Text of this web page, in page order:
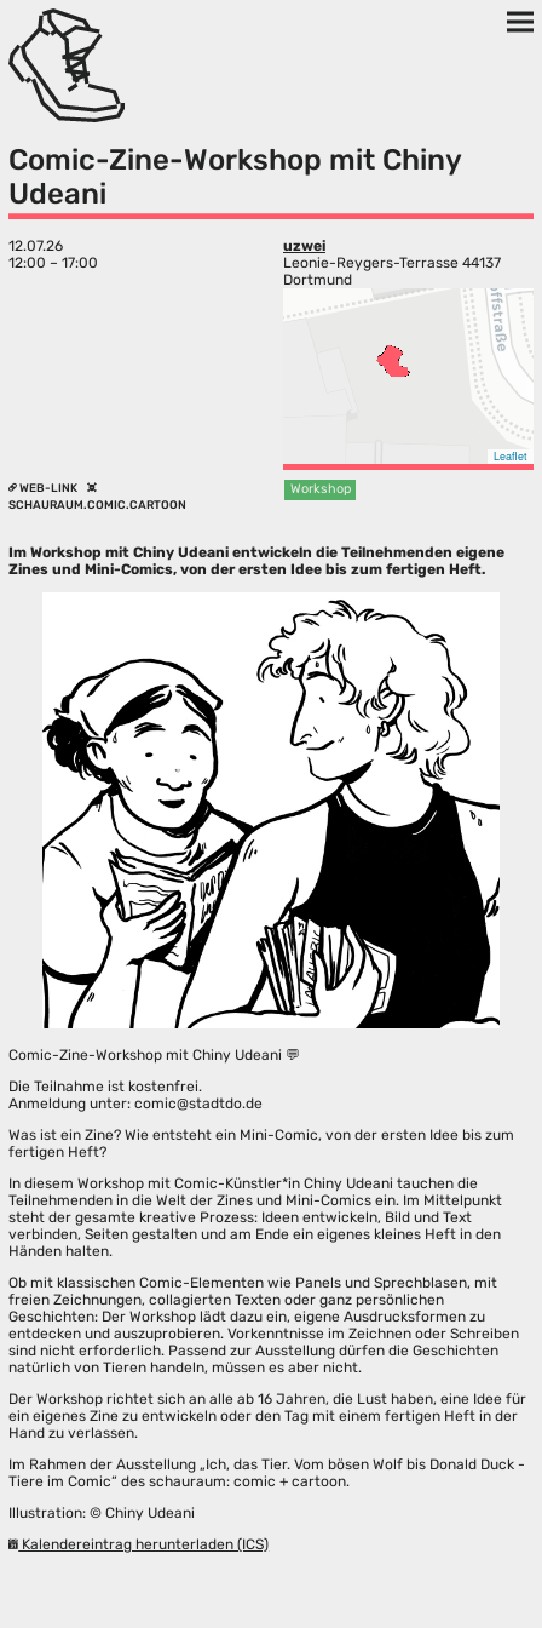
Comic-Zine-Workshop mit Chiny
Udeani
12.07.26
12:00 – 17:00
uzwei
Leonie-Reygers-Terrasse 44137
Dortmund
Leaflet
WEB-LINK
SCHAURAUM.COMIC.CARTOON
Workshop
Im Workshop mit Chiny Udeani entwickeln die Teilnehmenden eigene
Zines und Mini-Comics, von der ersten Idee bis zum fertigen Heft.
Comic-Zine-Workshop mit Chiny Udeani 💬
Die Teilnahme ist kostenfrei.
Anmeldung unter: comic@stadtdo.de
Was ist ein Zine? Wie entsteht ein Mini-Comic, von der ersten Idee bis zum
fertigen Heft?
In diesem Workshop mit Comic-Künstler*in Chiny Udeani tauchen die
Teilnehmenden in die Welt der Zines und Mini-Comics ein. Im Mittelpunkt
steht der gesamte kreative Prozess: Ideen entwickeln, Bild und Text
verbinden, Seiten gestalten und am Ende ein eigenes kleines Heft in den
Händen halten.
Ob mit klassischen Comic-Elementen wie Panels und Sprechblasen, mit
freien Zeichnungen, collagierten Texten oder ganz persönlichen
Geschichten: Der Workshop lädt dazu ein, eigene Ausdrucksformen zu
entdecken und auszuprobieren. Vorkenntnisse im Zeichnen oder Schreiben
sind nicht erforderlich. Passend zur Ausstellung dürfen die Geschichten
natürlich von Tieren handeln, müssen es aber nicht.
Der Workshop richtet sich an alle ab 16 Jahren, die Lust haben, eine Idee für
ein eigenes Zine zu entwickeln oder den Tag mit einem fertigen Heft in der
Hand zu verlassen.
Im Rahmen der Ausstellung „Ich, das Tier. Vom bösen Wolf bis Donald Duck -
Tiere im Comic“ des schauraum: comic + cartoon.
Illustration: © Chiny Udeani
Kalendereintrag herunterladen (ICS)